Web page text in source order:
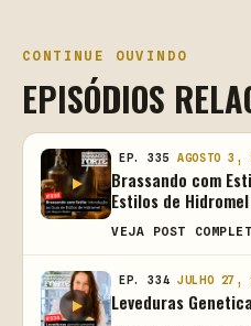
CONTINUE OUVINDO
EPISÓDIOS
EP. 335 AGOSTO 3,
Brassando com
Estilos de Hidromel
VEJA POST
EP. 334 JULHO 27,
Leveduras